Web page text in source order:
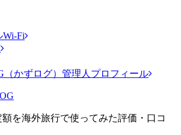
Wi-Fi
（かずログ）管理人プロフィール